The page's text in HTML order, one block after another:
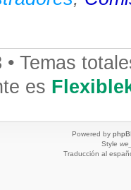
• Temas
es
Powered by
Style
Traducción al